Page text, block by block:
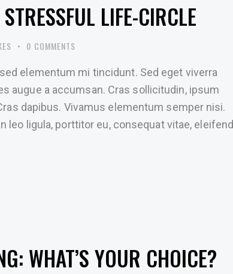
LIFE-CIRCLE
0 COMMENTS
elementum mi tincidunt. Sed eget viverra
augue a accumsan. Cras sollicitudin, ipsum
dapibus. Vivamus elementum semper nisi.
leo ligula, porttitor eu, consequat vitae, eleifend
WHAT’S YOUR CHOICE?